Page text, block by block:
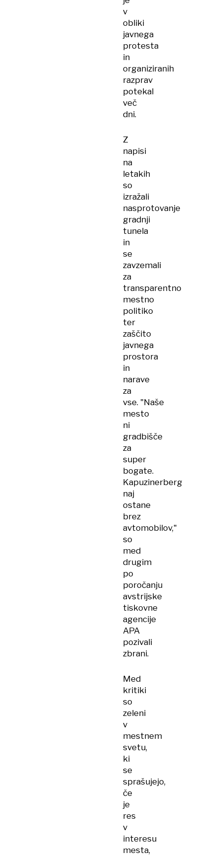
v
obliki
javnega
protesta
in
organiziranih
razprav
potekal
več
dni.
Z
napisi
na
letakih
so
izražali
nasprotovanje
gradnji
tunela
in
se
zavzemali
za
transparentno
mestno
politiko
ter
zaščito
javnega
prostora
in
narave
za
vse. "Naše
mesto
ni
gradbišče
za
super
bogate.
Kapuzinerberg
naj
ostane
brez
avtomobilov,"
so
med
drugim
po
poročanju
avstrijske
tiskovne
agencije
APA
pozivali
zbrani.
Med
kritiki
so
zeleni
v
mestnem
svetu,
ki
se
sprašujejo,
če
je
res
v
interesu
mesta,